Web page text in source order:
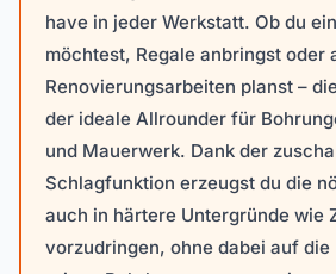
have in jeder Werkstatt. Ob du
möchtest, Regale anbringst oder
Renovierungsarbeiten planst –
der ideale Allrounder für
und Mauerwerk. Dank der
Schlagfunktion erzeugst du die
auch in härtere Untergründe wie
vorzudringen, ohne dabei auf die